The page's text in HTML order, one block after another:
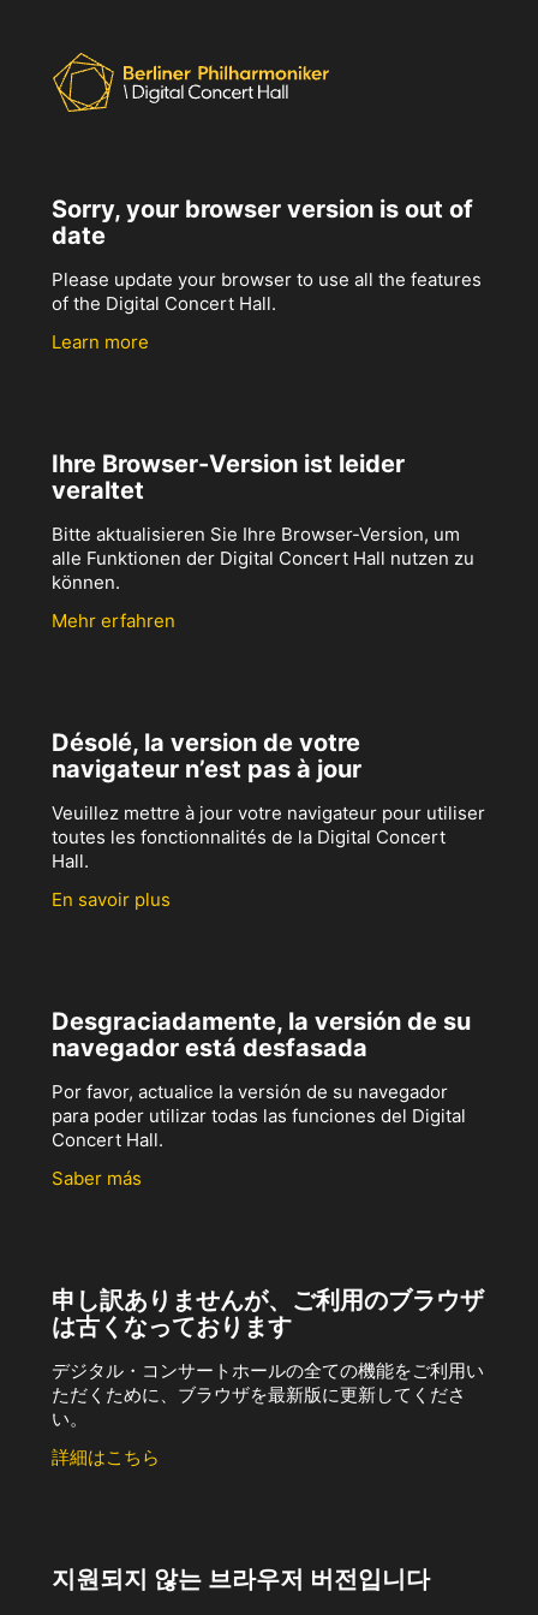
Sorry, your browser version is out of
date
Please update your browser to use all the features
of the Digital Concert Hall.
Learn more
Ihre Browser-Version ist leider
veraltet
Bitte aktualisieren Sie Ihre Browser-Version, um
alle Funktionen der Digital Concert Hall nutzen zu
können.
Mehr erfahren
Désolé, la version de votre
navigateur n’est pas à jour
Veuillez mettre à jour votre navigateur pour utiliser
toutes les fonctionnalités de la Digital Concert
Hall.
En savoir plus
Desgraciadamente, la versión de su
navegador está desfasada
Por favor, actualice la versión de su navegador
para poder utilizar todas las funciones del Digital
Concert Hall.
Saber más
申し訳ありませんが、ご利用のブラウザ
は古くなっております
デジタル・コンサートホールの全ての機能をご利用い
ただくために、ブラウザを最新版に更新してくださ
い。
詳細はこちら
지원되지 않는 브라우저 버전입니다